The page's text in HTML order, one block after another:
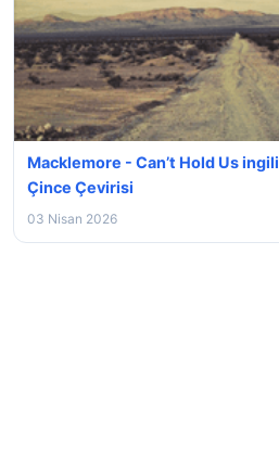
Macklemore - Can’t Hold Us
Çince Çevirisi
03 Nisan 2026